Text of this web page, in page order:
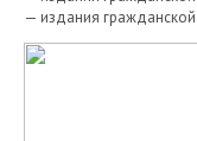
— издания гражданской